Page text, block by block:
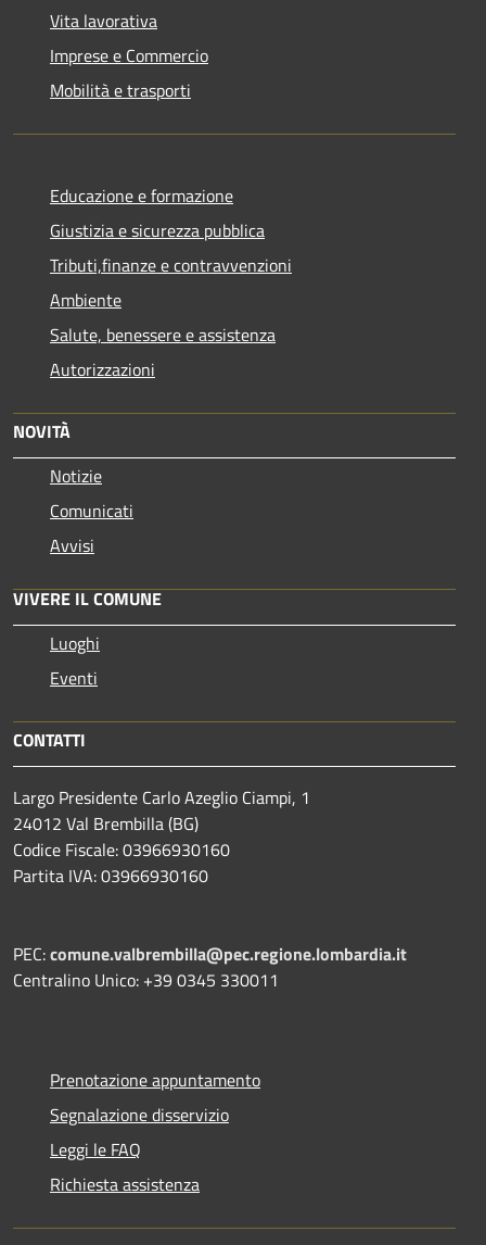
Vita lavorativa
Imprese e Commercio
Mobilità e trasporti
Educazione e formazione
Giustizia e sicurezza pubblica
Tributi,finanze e contravvenzioni
Ambiente
Salute, benessere e assistenza
Autorizzazioni
NOVITÀ
Notizie
Comunicati
Avvisi
VIVERE IL COMUNE
Luoghi
Eventi
CONTATTI
Largo Presidente Carlo Azeglio Ciampi, 1
24012 Val Brembilla (BG)
Codice Fiscale: 03966930160
Partita IVA: 03966930160
PEC:comune.valbrembilla@pec.regione.lombardia.it
Centralino Unico: +39 0345 330011
Prenotazione appuntamento
Segnalazione disservizio
Leggi le FAQ
Richiesta assistenza